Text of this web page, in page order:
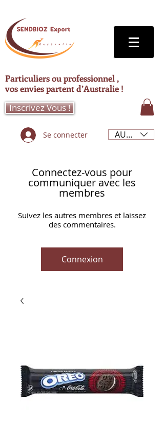
Particuliers ou professionnel ,
vos envies partent d’Australie !
Inscrivez Vous !
Se connecter AUD (AU$)
Connectez-vous pour
communiquer avec les
membres
Suivez les autres membres et laissez
des commentaires.
Connexion